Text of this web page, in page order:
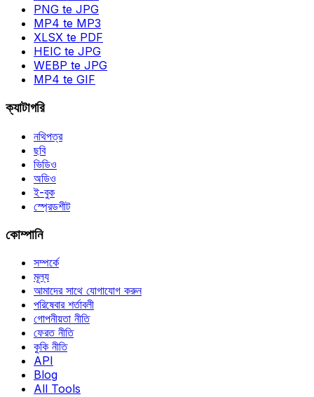
PNG te JPG
MP4 te MP3
XLSX te PDF
HEIC te JPG
WEBP te JPG
MP4 te GIF
ক্যাটাগরি
নথিপত্র
ছবি
ভিডিও
অডিও
ই-বুক
স্প্রেডশীট
কোম্পানি
সম্পর্কে
মূল্য
আমাদের সাথে যোগাযোগ করুন
পরিষেবার শর্তাবলী
গোপনীয়তা নীতি
ফেরত নীতি
কুকি নীতি
API
Blog
All Tools